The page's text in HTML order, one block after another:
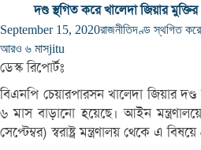
দণ্ড স্থগিত করে খালেদা জিয়ার
September 15, 2020রাজনীতিদণ্ড স্থগিত করে
আরও ৬ মাসjitu
ডেস্ক রিপোর্টঃ
বিএনপি চেয়ারপারসন খালেদা জিয়ার
৬ মাস বাড়ানো হয়েছে। আইন
সেপ্টেম্বর) স্বরাষ্ট্র মন্ত্রণালয় থেকে এ